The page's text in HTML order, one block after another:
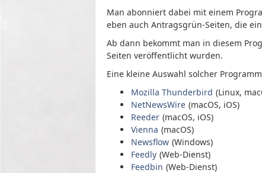
Man abonniert dabei mit einem
eben auch Antragsgrün-Seiten, die
Ab dann bekommt man in diesem
Seiten veröffentlicht wurden.
Eine kleine Auswahl solcher
Mozilla Thunderbird (Linux,
NetNewsWire (macOS, iOS)
Reeder (macOS, iOS)
Vienna (macOS)
Newsflow (Windows)
Feedly (Web-Dienst)
Feedbin (Web-Dienst)